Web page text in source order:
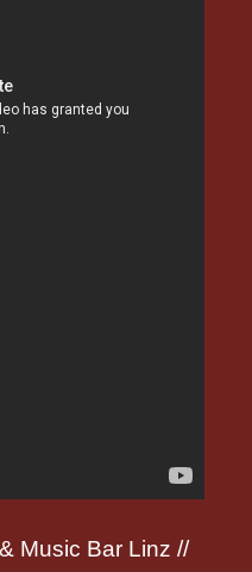
Music Bar Linz //